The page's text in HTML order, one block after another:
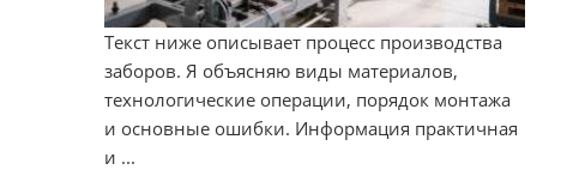
Текст ниже описывает процесс производства
заборов. Я объясняю виды материалов,
технологические операции, порядок монтажа
и основные ошибки. Информация практичная
и ...